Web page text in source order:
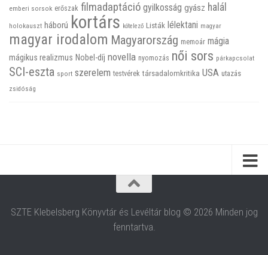
emberi sorsok erőszak filmadaptáció gyilkosság gyász halál
holokauszt háború kortárs kötelező Listák lélektani magyar
magyar irodalom Magyarország memoár mágia
mágikus realizmus Nobel-díj novella nyomozás női sors párkapcsolat
SCI-eszta sport szerelem testvérek társadalomkritika USA utazás
zsidóság
SZTE Klebelsberg Könyvtár és Levéltár blog © 2026 Minden jog
fenntartva.